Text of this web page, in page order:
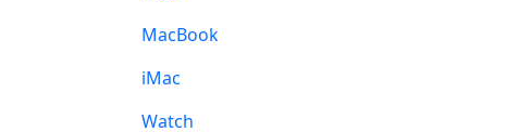
MacBook
iMac
Watch